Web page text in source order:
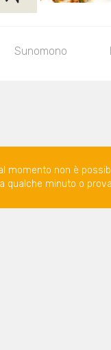
Sunomono
momento non è
qualche minuto o